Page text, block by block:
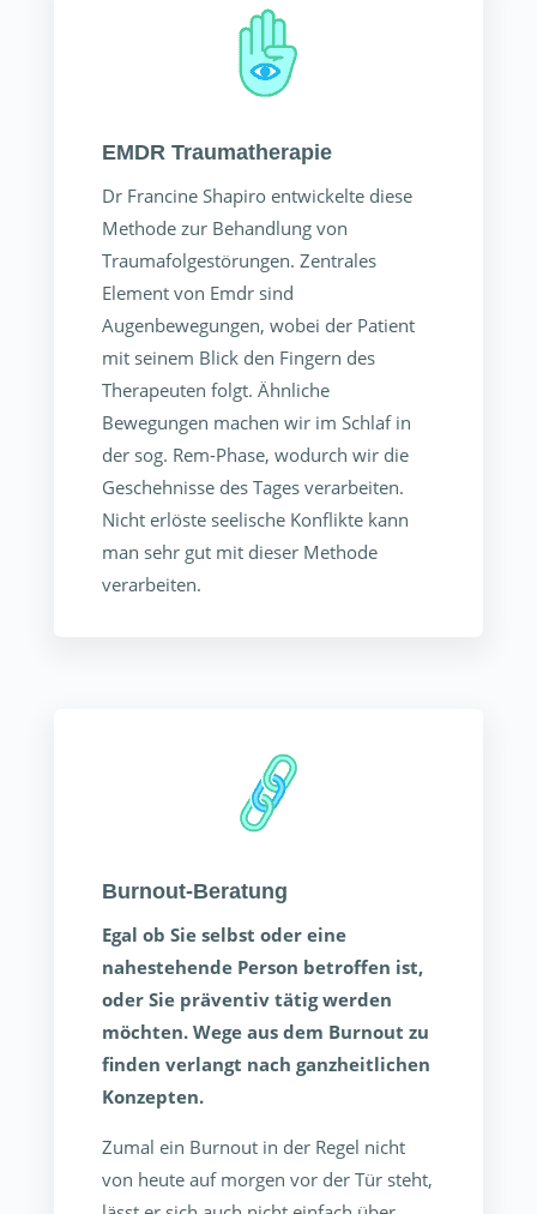
EMDR Traumatherapie
Dr Francine Shapiro entwickelte diese
Methode zur Behandlung von
Traumafolgestörungen. Zentrales
Element von Emdr sind
Augenbewegungen, wobei der Patient
mit seinem Blick den Fingern des
Therapeuten folgt. Ähnliche
Bewegungen machen wir im Schlaf in
der sog. Rem-Phase, wodurch wir die
Geschehnisse des Tages verarbeiten.
Nicht erlöste seelische Konflikte kann
man sehr gut mit dieser Methode
verarbeiten.
Burnout-Beratung
Egal ob Sie selbst oder eine
nahestehende Person betroffen ist,
oder Sie präventiv tätig werden
möchten. Wege aus dem Burnout zu
finden verlangt nach ganzheitlichen
Konzepten.
Zumal ein Burnout in der Regel nicht
von heute auf morgen vor der Tür steht,